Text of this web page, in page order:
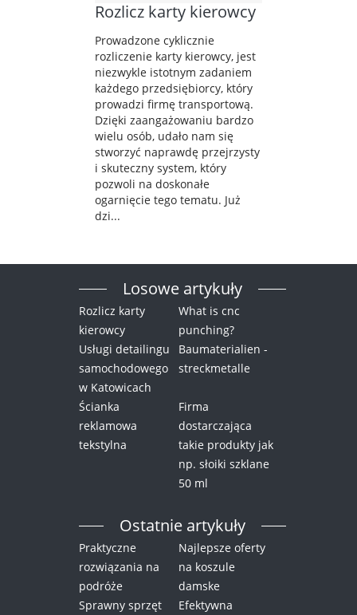
Rozlicz karty kierowcy
Prowadzone cyklicznie
rozliczenie karty kierowcy, jest
niezwykle istotnym zadaniem
każdego przedsiębiorcy, który
prowadzi firmę transportową.
Dzięki zaangażowaniu bardzo
wielu osób, udało nam się
stworzyć naprawdę przejrzysty
i skuteczny system, który
pozwoli na doskonałe
ogarnięcie tego tematu. Już
dzi...
Losowe artykuły
Rozlicz karty
kierowcy
What is cnc
punching?
Usługi detailingu
samochodowego
w Katowicach
Baumaterialien -
streckmetalle
Ścianka
reklamowa
tekstylna
Firma
dostarczająca
takie produkty jak
np. słoiki szklane
50 ml
Ostatnie artykuły
Praktyczne
rozwiązania na
podróże
Najlepsze oferty
na koszule
damske
Sprawny sprzęt
Efektywna